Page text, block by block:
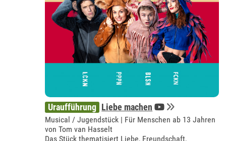
Uraufführung Liebe machen
Musical / Jugendstück | Für Menschen ab 13 Jahren
von Tom van Hasselt
Das Stück thematisiert Liebe, Freundschaft,